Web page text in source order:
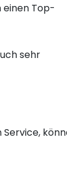
einen Top-
sehr